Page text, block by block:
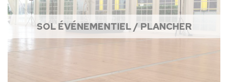
SOL ÉVÉNEMENTIEL / PLANCHER